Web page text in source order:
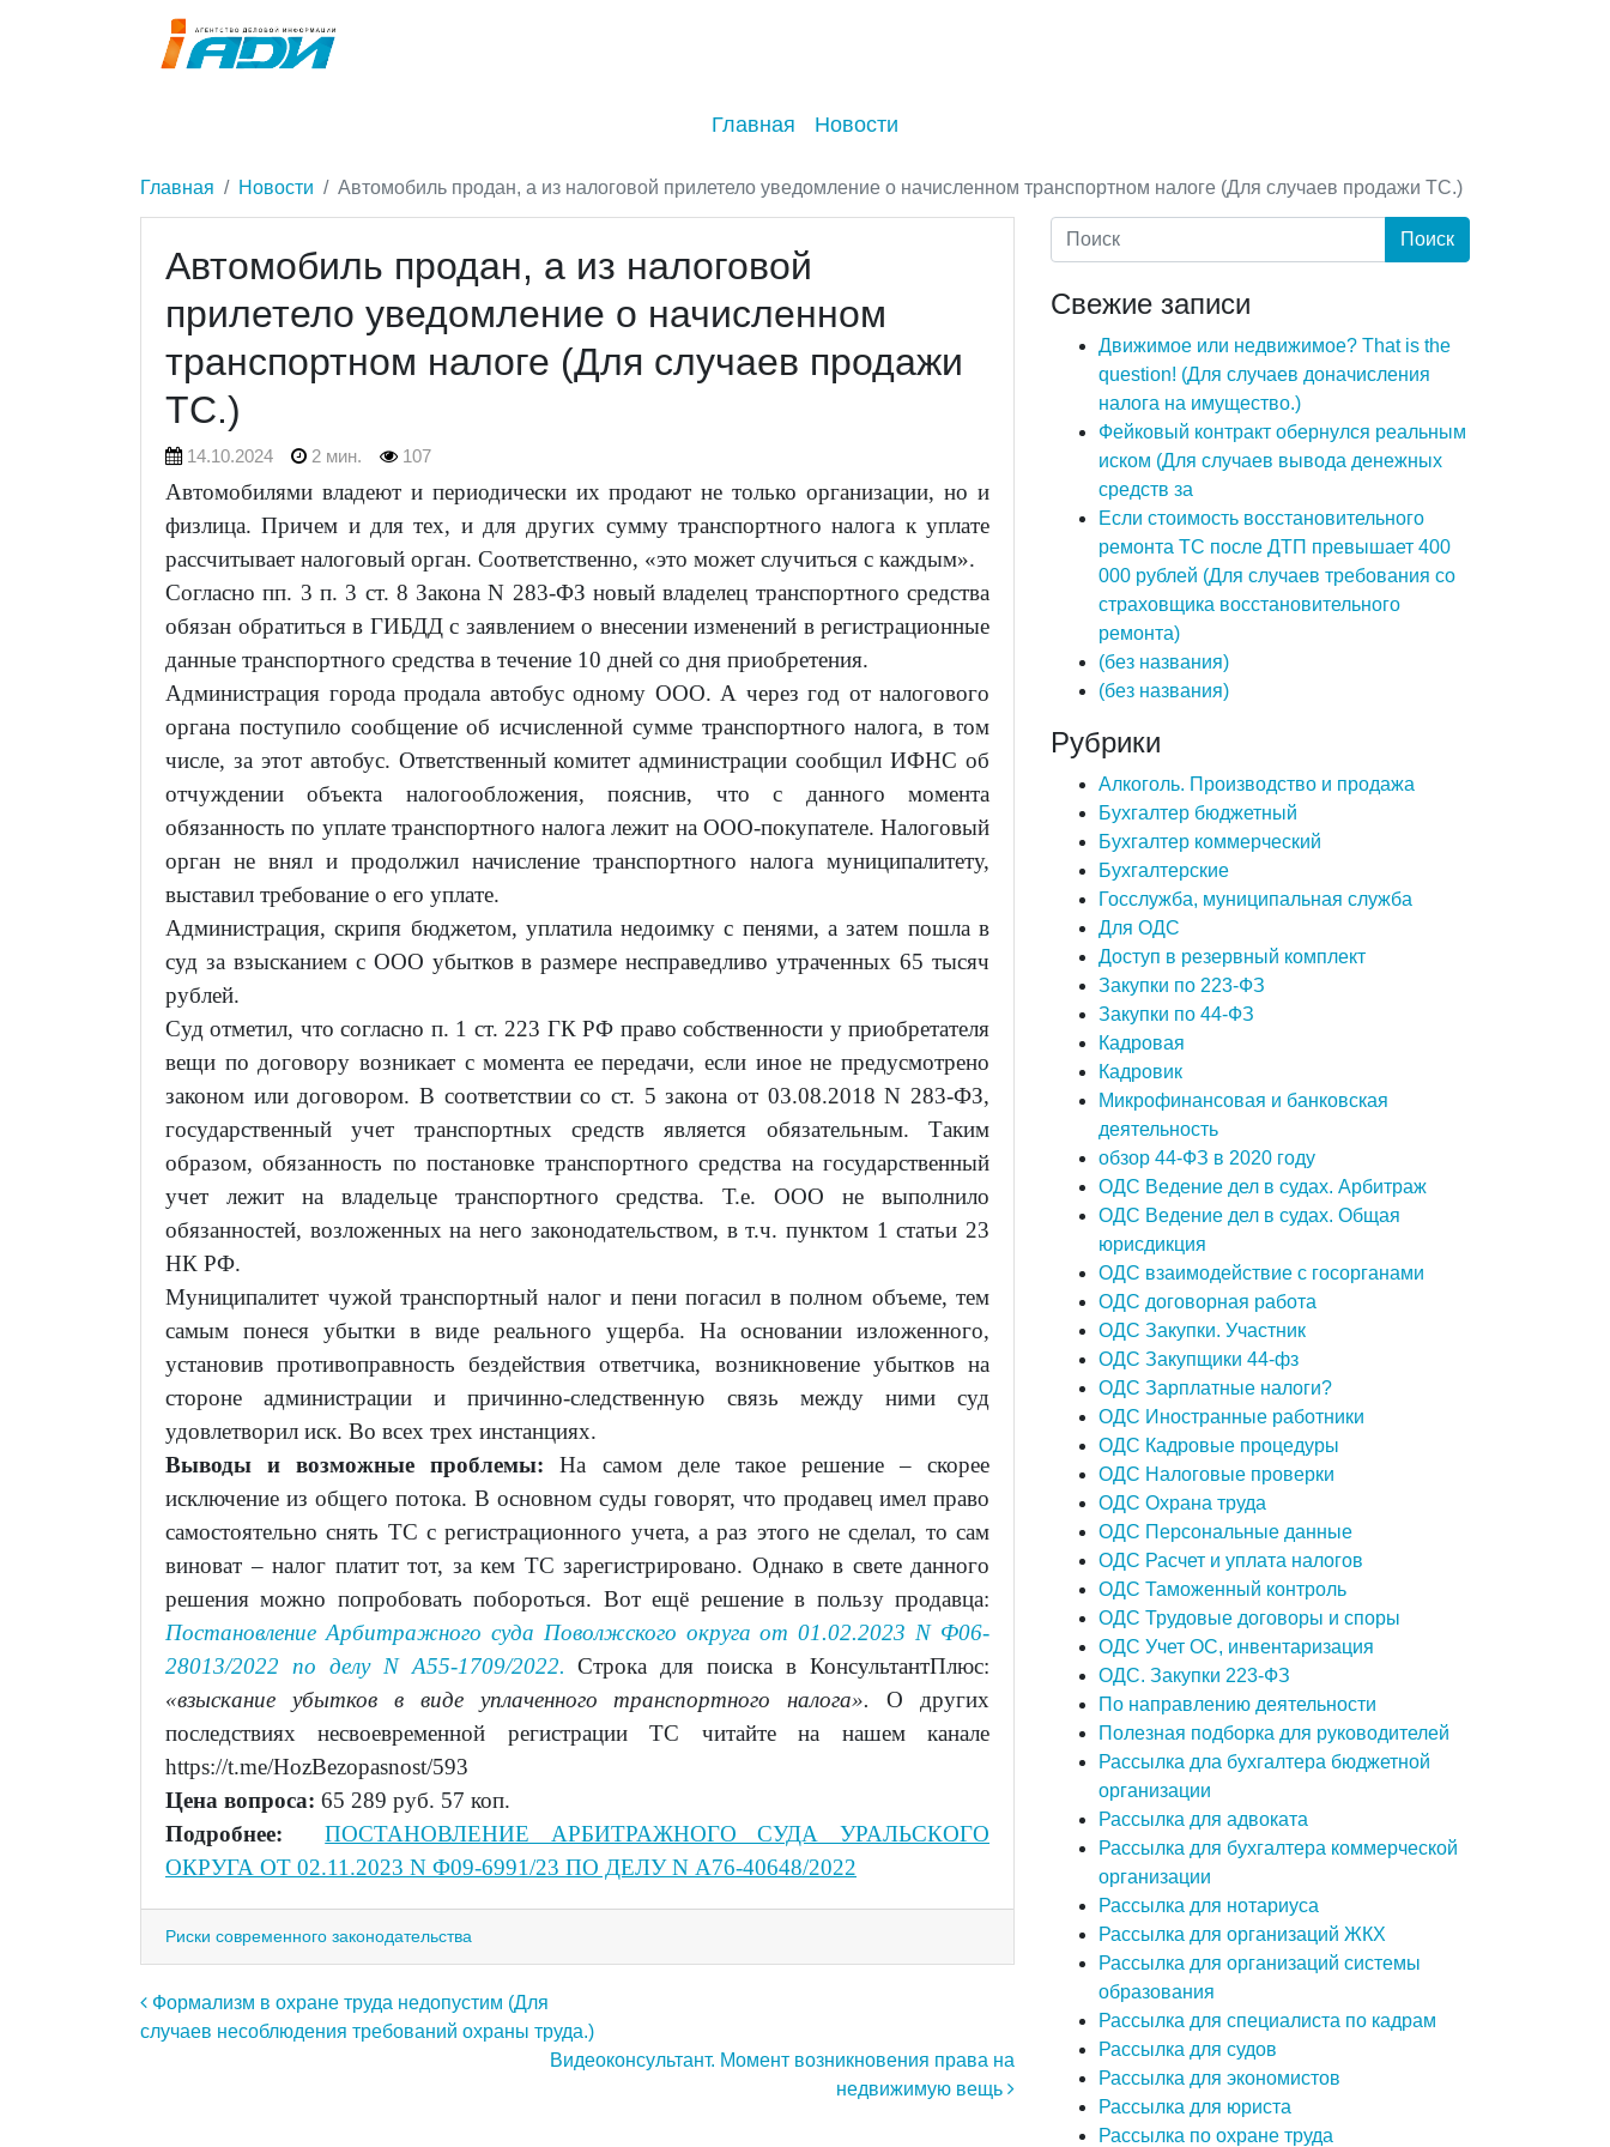
Главная Новости
Главная Новости Автомобиль продан, а из налоговой прилетело уведомление о начисленном транспортном налоге (Для случаев продажи ТС.)
Автомобиль продан, а из налоговой
прилетело уведомление о начисленном
транспортном налоге (Для случаев продажи
ТС.)
14.10.2024 2 мин. 107
Автомобилями владеют и периодически их продают не только организации, но и
физлица. Причем и для тех, и для других сумму транспортного налога к уплате
рассчитывает налоговый орган. Соответственно, «это может случиться с каждым».
Согласно пп. 3 п. 3 ст. 8 Закона N 283-ФЗ новый владелец транспортного средства
обязан обратиться в ГИБДД с заявлением о внесении изменений в регистрационные
данные транспортного средства в течение 10 дней со дня приобретения.
Администрация города продала автобус одному ООО. А через год от налогового
органа поступило сообщение об исчисленной сумме транспортного налога, в том
числе, за этот автобус. Ответственный комитет администрации сообщил ИФНС об
отчуждении объекта налогообложения, пояснив, что с данного момента
обязанность по уплате транспортного налога лежит на ООО-покупателе. Налоговый
орган не внял и продолжил начисление транспортного налога муниципалитету,
выставил требование о его уплате.
Администрация, скрипя бюджетом, уплатила недоимку с пенями, а затем пошла в
суд за взысканием с ООО убытков в размере несправедливо утраченных 65 тысяч
рублей.
Суд отметил, что согласно п. 1 ст. 223 ГК РФ право собственности у приобретателя
вещи по договору возникает с момента ее передачи, если иное не предусмотрено
законом или договором. В соответствии со ст. 5 закона от 03.08.2018 N 283-ФЗ,
государственный учет транспортных средств является обязательным. Таким
образом, обязанность по постановке транспортного средства на государственный
учет лежит на владельце транспортного средства. Т.е. ООО не выполнило
обязанностей, возложенных на него законодательством, в т.ч. пунктом 1 статьи 23
НК РФ.
Муниципалитет чужой транспортный налог и пени погасил в полном объеме, тем
самым понеся убытки в виде реального ущерба. На основании изложенного,
установив противоправность бездействия ответчика, возникновение убытков на
стороне администрации и причинно-следственную связь между ними суд
удовлетворил иск. Во всех трех инстанциях.
Выводы и возможные проблемы: На самом деле такое решение – скорее
исключение из общего потока. В основном суды говорят, что продавец имел право
самостоятельно снять ТС с регистрационного учета, а раз этого не сделал, то сам
виноват – налог платит тот, за кем ТС зарегистрировано. Однако в свете данного
решения можно попробовать побороться. Вот ещё решение в пользу продавца:
Постановление Арбитражного суда Поволжского округа от 01.02.2023 N Ф06-
28013/2022 по делу N А55-1709/2022. Строка для поиска в КонсультантПлюс:
«взыскание убытков в виде уплаченного транспортного налога».О других
последствиях несвоевременной регистрации ТС читайте на нашем канале
https://t.me/HozBezopasnost/593
Цена вопроса: 65 289 руб. 57 коп.
Подробнее:
ПОСТАНОВЛЕНИЕ АРБИТРАЖНОГО СУДА УРАЛЬСКОГО
ОКРУГА ОТ 02.11.2023 N Ф09-6991/23 ПО ДЕЛУ N А76-40648/2022
Риски современного законодательства
Навигация по записям
Формализм в охране труда недопустим (Для
случаев несоблюдения требований охраны труда.)
Видеоконсультант. Момент возникновения права на
недвижимую вещь
Свежие записи
Движимое или недвижимое? That is the
question! (Для случаев доначисления
налога на имущество.)
Фейковый контракт обернулся реальным
иском (Для случаев вывода денежных
средств за
Если стоимость восстановительного
ремонта ТС после ДТП превышает 400
000 рублей (Для случаев требования со
страховщика восстановительного
ремонта)
(без названия)
(без названия)
Рубрики
Алкоголь. Производство и продажа
Бухгалтер бюджетный
Бухгалтер коммерческий
Бухгалтерские
Госслужба, муниципальная служба
Для ОДС
Доступ в резервный комплект
Закупки по 223-ФЗ
Закупки по 44-ФЗ
Кадровая
Кадровик
Микрофинансовая и банковская
деятельность
обзор 44-ФЗ в 2020 году
ОДС Ведение дел в судах. Арбитраж
ОДС Ведение дел в судах. Общая
юрисдикция
ОДС взаимодействие с госорганами
ОДС договорная работа
ОДС Закупки. Участник
ОДС Закупщики 44-фз
ОДС Зарплатные налоги?
ОДС Иностранные работники
ОДС Кадровые процедуры
ОДС Налоговые проверки
ОДС Охрана труда
ОДС Персональные данные
ОДС Расчет и уплата налогов
ОДС Таможенный контроль
ОДС Трудовые договоры и споры
ОДС Учет ОС, инвентаризация
ОДС. Закупки 223-ФЗ
По направлению деятельности
Полезная подборка для руководителей
Рассылка дла бухгалтера бюджетной
организации
Рассылка для адвоката
Рассылка для бухгалтера коммерческой
организации
Рассылка для нотариуса
Рассылка для организаций ЖКХ
Рассылка для организаций системы
образования
Рассылка для специалиста по кадрам
Рассылка для судов
Рассылка для экономистов
Рассылка для юриста
Рассылка по охране труда